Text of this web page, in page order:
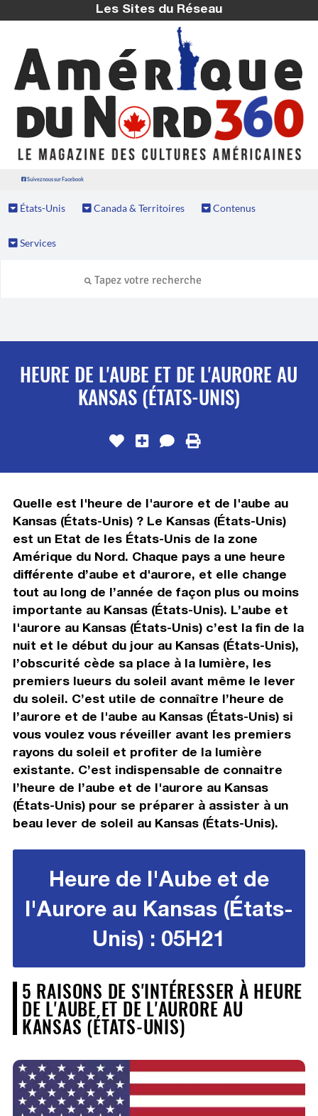
Les Sites du Réseau
Suivez nous sur Facebook
États-Unis Canada & Territoires Contenus
Services
HEURE DE L'AUBE ET DE L'AURORE AU
KANSAS (ÉTATS-UNIS)
Quelle est l'heure de l'aurore et de l'aube au
Kansas (États-Unis) ? Le Kansas (États-Unis)
est un Etat de les États-Unis de la zone
Amérique du Nord. Chaque pays a une heure
différente d’aube et d'aurore, et elle change
tout au long de l’année de façon plus ou moins
importante au Kansas (États-Unis). L’aube et
l'aurore au Kansas (États-Unis) c’est la fin de la
nuit et le début du jour au Kansas (États-Unis),
l’obscurité cède sa place à la lumière, les
premiers lueurs du soleil avant même le lever
du soleil. C’est utile de connaître l’heure de
l’aurore et de l'aube au Kansas (États-Unis) si
vous voulez vous réveiller avant les premiers
rayons du soleil et profiter de la lumière
existante. C’est indispensable de connaitre
l’heure de l’aube et de l'aurore au Kansas
(États-Unis) pour se préparer à assister à un
beau lever de soleil au Kansas (États-Unis).
Heure de l'Aube et de
l'Aurore au Kansas (États-
Unis) : 05H21
5 RAISONS DE S'INTÉRESSER À HEURE
DE L'AUBE ET DE L'AURORE AU
KANSAS (ÉTATS-UNIS)